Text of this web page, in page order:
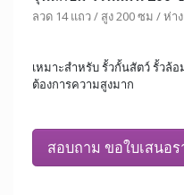
ลวด 14 แถว / สูง 200 ซม / ห่า
เหมาะสำหรับ รั้วกั้นสัตว์ รั้วล้
ต้องการความสูงมาก
สอบถาม ขอใบเสนอร